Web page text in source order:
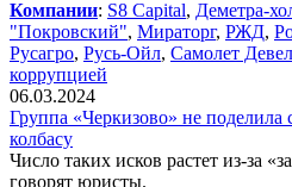
Компании: S8 Capital, Деметра-
"Покровский", Мираторг, РЖД,
Русагро, Русь-Ойл, Самолет
коррупцией
06.03.2024
Группа «Черкизово» не
колбасу
Число таких исков растет из-за
говорят юристы.